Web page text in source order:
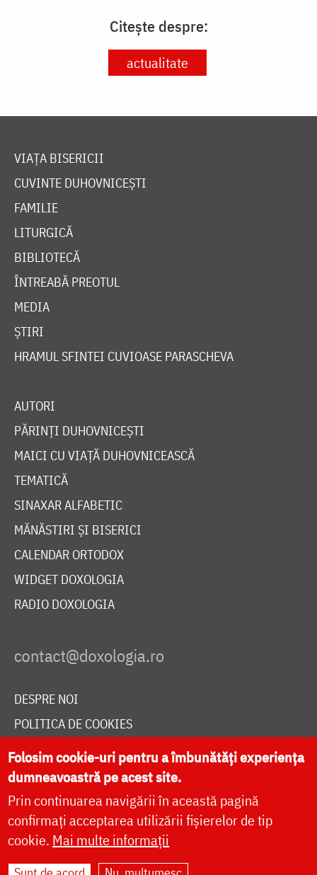
Citește despre:
actualitate
VIAȚA BISERICII
CUVINTE DUHOVNICEȘTI
FAMILIE
LITURGICĂ
BIBLIOTECĂ
ÎNTREABĂ PREOTUL
MEDIA
ȘTIRI
HRAMUL SFINTEI CUVIOASE PARASCHEVA
AUTORI
PĂRINȚI DUHOVNICEȘTI
MAICI CU VIAȚĂ DUHOVNICEASCĂ
TEMATICĂ
SINAXAR ALFABETIC
MĂNĂSTIRI ȘI BISERICI
CALENDAR ORTODOX
WIDGET DOXOLOGIA
RADIO DOXOLOGIA
DESPRE NOI
POLITICA DE COOKIES
DONEAZĂ ONLINE PENTRU CATEDRALA NAȚIONALĂ
LIVE
Folosim cookie-uri pentru a îmbunătăți experiența
dumneavoastră pe acest site.
Prin continuarea navigării în această pagină
confirmați acceptarea utilizării fișierelor de tip
cookie. Mai multe informații